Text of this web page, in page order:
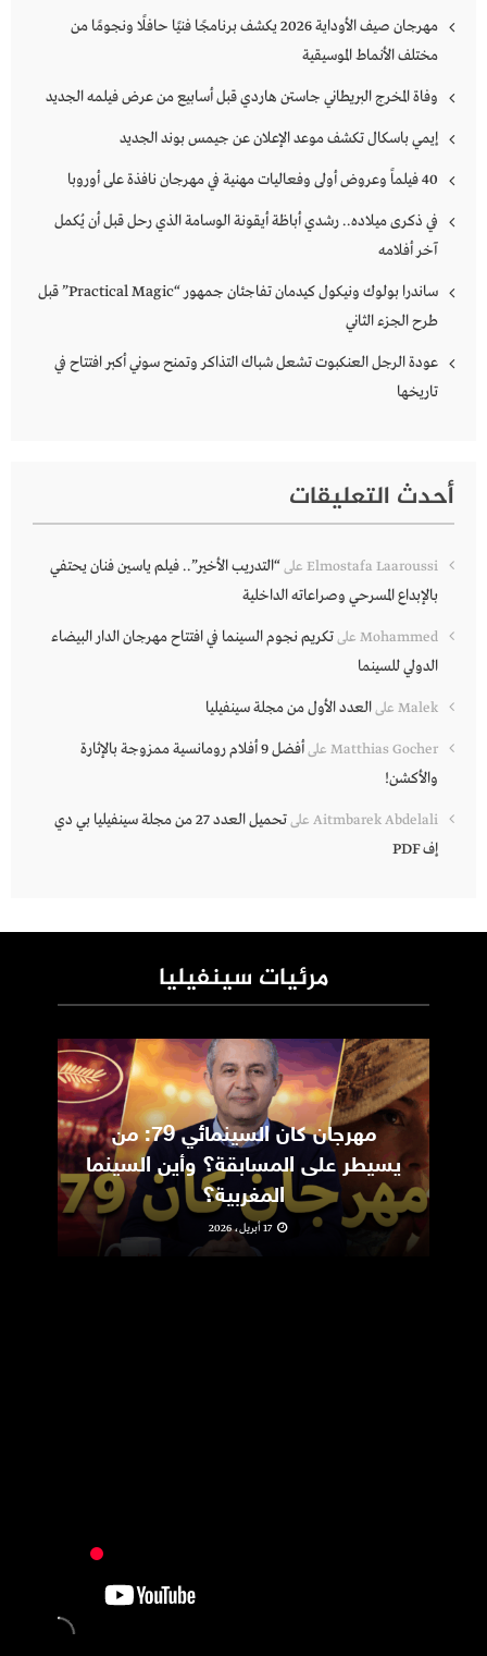
مهرجان صيف الأوداية 2026 يكشف برنامجًا فنيًا حافلًا ونجومًا من
مختلف الأنماط الموسيقية
وفاة المخرج البريطاني جاستن هاردي قبل أسابيع من عرض فيلمه الجديد
إيمي باسكال تكشف موعد الإعلان عن جيمس بوند الجديد
40 فيلماً وعروض أولى وفعاليات مهنية في مهرجان نافذة على أوروبا
في ذكرى ميلاده.. رشدي أباظة أيقونة الوسامة الذي رحل قبل أن يُكمل
آخر أفلامه
ساندرا بولوك ونيكول كيدمان تفاجئان جمهور “Practical Magic” قبل
طرح الجزء الثاني
عودة الرجل العنكبوت تشعل شباك التذاكر وتمنح سوني أكبر افتتاح في
تاريخها
أحدث التعليقات
Elmostafa Laaroussi على“التدريب الأخير”.. فيلم ياسين فنان يحتفي
بالإبداع المسرحي وصراعاته الداخلية
Mohammed علىتكريم نجوم السينما في افتتاح مهرجان الدار البيضاء
الدولي للسينما
Malek علىالعدد الأول من مجلة سينفيليا
Matthias Gocher على
أفضل 9 أفلام رومانسية ممزوجة بالإثارة
والأكشن!
Aitmbarek Abdelali على
تحميل العدد 27 من مجلة سينفيليا بي دي
إف PDF
مرئيات سينفيليا
مهرجان كان السينمائي 79: من
يسيطر على المسابقة؟ وأين السينما
المغربية؟
17 أبريل، 2026